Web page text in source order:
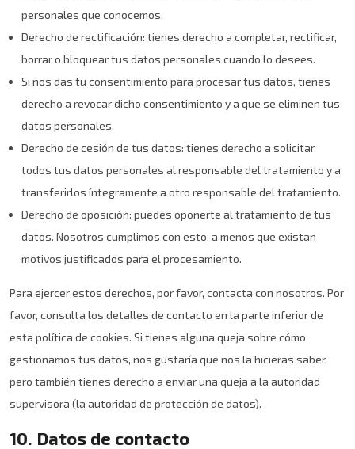
personales que conocemos.
Derecho de rectificación: tienes derecho a completar, rectificar,
borrar o bloquear tus datos personales cuando lo desees.
Si nos das tu consentimiento para procesar tus datos, tienes
derecho a revocar dicho consentimiento y a que se eliminen tus
datos personales.
Derecho de cesión de tus datos: tienes derecho a solicitar
todos tus datos personales al responsable del tratamiento y a
transferirlos íntegramente a otro responsable del tratamiento.
Derecho de oposición: puedes oponerte al tratamiento de tus
datos. Nosotros cumplimos con esto, a menos que existan
motivos justificados para el procesamiento.
Para ejercer estos derechos, por favor, contacta con nosotros. Por
favor, consulta los detalles de contacto en la parte inferior de
esta política de cookies. Si tienes alguna queja sobre cómo
gestionamos tus datos, nos gustaría que nos la hicieras saber,
pero también tienes derecho a enviar una queja a la autoridad
supervisora (la autoridad de protección de datos).
10. Datos de contacto